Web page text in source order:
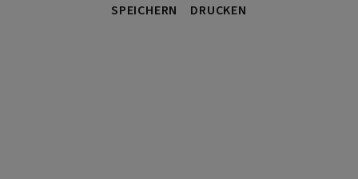
SPEICHERN DRUCKEN